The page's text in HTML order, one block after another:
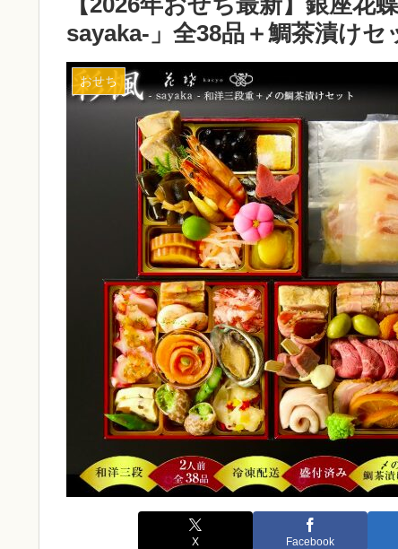
sayaka-」全38品＋鯛茶漬けセ
おせち
X Facebook